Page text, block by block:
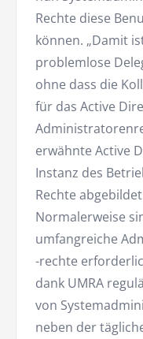
Rechte diese
können. „Damit
problemlose
ohne dass die
für das Active
erwähnte Active
Instanz des
Rechte
Normalerweise
umfangreiche
-rechte
dank UMRA
von
neben der